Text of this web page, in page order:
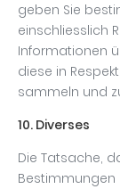
geben Sie
einschliesslich
Informationen
diese in
sammeln und
10. Diverses
Die Tatsache,